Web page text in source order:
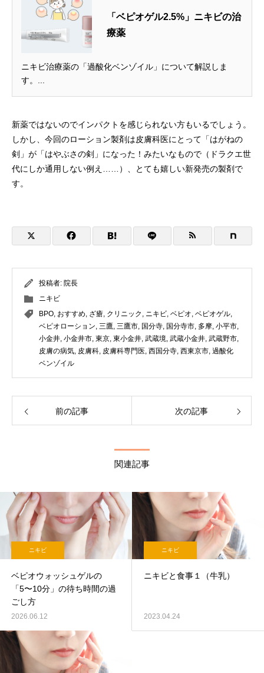
「ベピオゲル2.5%」ニキビの治
療薬
ニキビ治療薬の「過酸化ベンゾイル」について解説しま
す。...
新薬ではないのでインパクトを感じられない方もいるでしょう。
しかし、今回のローション製剤は皮膚科医にとって「はがねの
剣」が「はやぶさの剣」になった！みたいなもので（ドラクエ世
代にしか通用しない例え……）、とても嬉しい新発売の製剤で
す。
投稿者: 院長
ニキビ
BPO, おすすめ, ざ瘡, クリニック , ニキビ, ベピオ, ベピオゲル,
ベピオローション, 三鷹, 三鷹市, 国分寺, 国分寺市, 多摩, 小平市,
小金井, 小金井市, 東京, 東小金井, 武蔵境, 武蔵小金井, 武蔵野市,
皮膚の病気, 皮膚科, 皮膚科専門医, 西国分寺, 西東京市, 過酸化
ベンゾイル
前の記事 次の記事
関連記事
ニキビ
ベピオウォッシュゲルの
「5〜10分」の待ち時間の過
ごし方
2026.06.12
ニキビ
ニキビと食事１（牛乳）
2023.04.24